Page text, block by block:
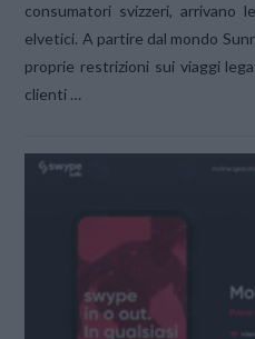
consumatori svizzeri,
elvetici. A partire dal mondo
proprie restrizioni sui viaggi
clienti …